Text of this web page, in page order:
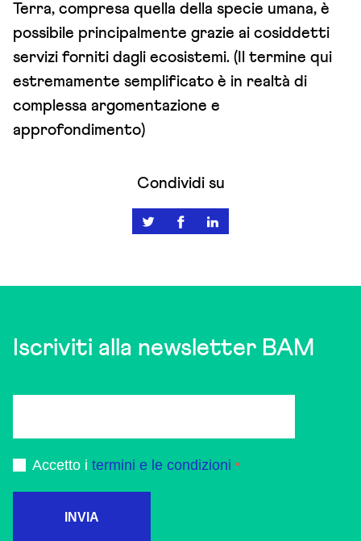
Terra, compresa quella della specie umana, è
possibile principalmente grazie ai cosiddetti
servizi forniti dagli ecosistemi. (Il termine qui
estremamente semplificato è in realtà di
complessa argomentazione e
approfondimento)
Condividi su
Iscriviti alla newsletter BAM
Accetto i termini e le condizioni
INVIA